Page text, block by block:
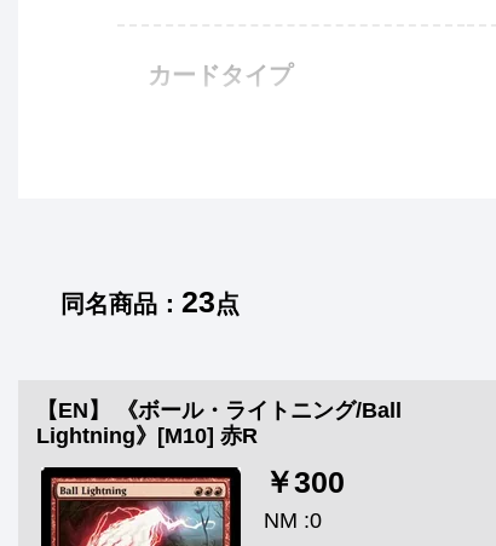
カードタイプ
同名商品： 23点
【EN】 《ボール・ライトニング/Ball
Lightning》[M10] 赤R
￥300
NM :0